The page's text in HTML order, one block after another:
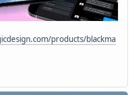
products/blackma